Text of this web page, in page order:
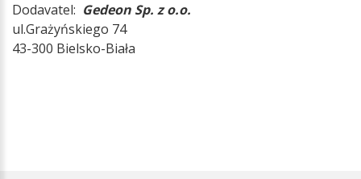
Dodavatel: Gedeon Sp. z o.o.
ul.Grażyńskiego 74
43-300 Bielsko-Biała